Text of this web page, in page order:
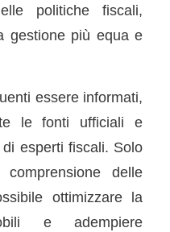
politiche fiscali,
gestione più equa e
essere informati,
le fonti ufficiali e
esperti fiscali. Solo
delle
ottimizzare la
e adempiere